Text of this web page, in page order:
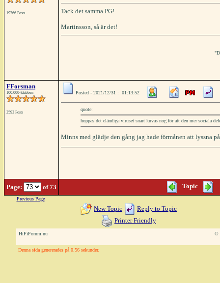
19766 Posts Tack det samma PG!
Martinsson, så är det!
FForsman
100.000-klubben
2593 Posts
Posted - 2021/12/31 : 01:13:52
quote:
hoppas det eländiga viruset snart kuvas nog för att den mer sociala
Minns med glädje den gång jag hade förmånen att lyssna
Page: of 73 Topic
Previous Page
New Topic
Reply to Topic
Printer Friendly
HiFiForum.nu ©
Denna sida genererades på 0.56 sekunder.